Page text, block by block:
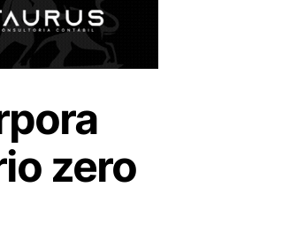
zero